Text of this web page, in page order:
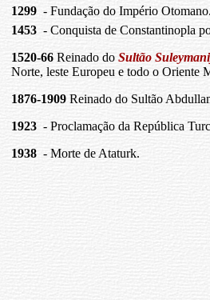
1299 - Fundação do Império Otomano.
1453 - Conquista de Constantinopla
1520-66 Reinado do Sultão
Norte, leste Europeu e todo o Oriente
1876-1909 Reinado do Sultão
1923 - Proclamação da República
1938 - Morte de Ataturk.